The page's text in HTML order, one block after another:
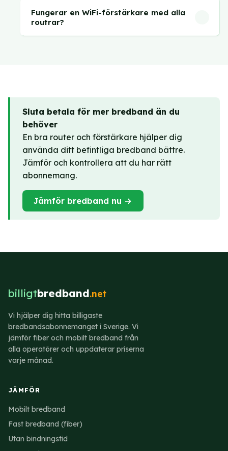
Testa dig fram.
separat nätverk (med ett nytt namn). Det
Fungerar en WiFi-förstärkare med alla
routrar?
Sluta betala för mer bredband än du
behöver
En bra router och förstärkare hjälper dig
använda ditt befintliga bredband bättre.
Jämför och kontrollera att du har rätt
abonnemang.
Jämför bredband nu →
billigtbredband.net
Vi hjälper dig hitta billigaste
bredbandsabonnemanget i Sverige. Vi
jämför fiber och mobilt bredband från
alla operatörer och uppdaterar priserna
varje månad.
JÄMFÖR
Mobilt bredband
Fast bredband (fiber)
Utan bindningstid